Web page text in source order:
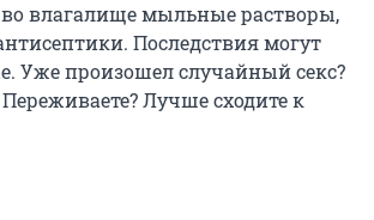
во влагалище мыльные растворы,
Последствия могут
Уже произошел случайный секс?
Лучше сходите к